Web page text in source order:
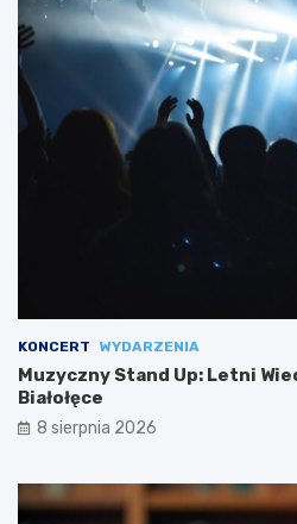
KONCERT WYDARZENIA
Muzyczny Stand Up: Letni
Białołęce
8 sierpnia 2026